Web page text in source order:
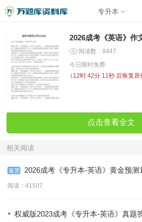
专升本
2026成考《英语》作
阅读数：8447
今日限时免费
（ 12时 42分 11秒 后恢复原
点击查看全文
相关阅读
2026成考《专升本-英语》黄金预测
阅读：41507
· 权威版2023成考《专升本-英语》真题